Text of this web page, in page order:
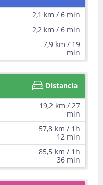
2,1 km / 6 min
2,2 km / 6 min
7,9 km / 19
min
Distancia
19,2 km / 27
min
57,8 km / 1h
12 min
85,5 km / 1h
36 min